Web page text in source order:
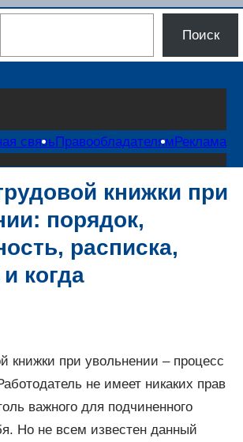
Поиск
связьПравообладателямРеклама
книжки при
порядок,
расписка,
когда
книжки при увольнении – процесс
не имеет никаких прав
важного для подчиненного
Но не всем известен данный